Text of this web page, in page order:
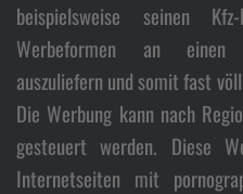
beispielsweise seinen Kfz-
Werbeformen an einen
auszuliefern und somit fast
Die Werbung kann nach
gesteuert werden. Diese
Internetseiten mit